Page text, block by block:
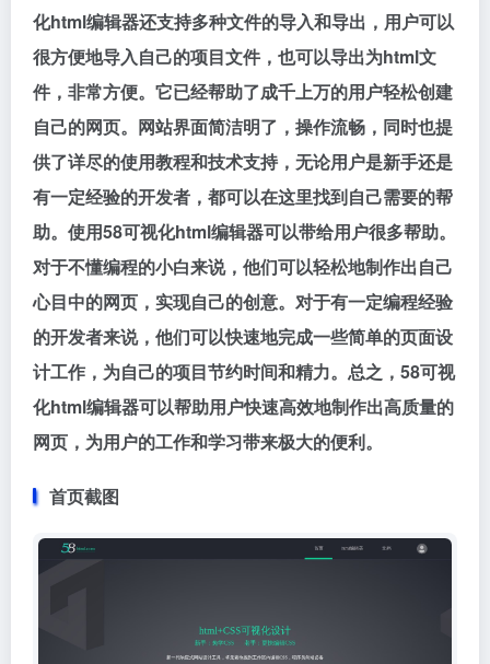
化html编辑器还支持多种文件的导入和导出，用户可以
很方便地导入自己的项目文件，也可以导出为html文
件，非常方便。它已经帮助了成千上万的用户轻松创建
自己的网页。网站界面简洁明了，操作流畅，同时也提
供了详尽的使用教程和技术支持，无论用户是新手还是
有一定经验的开发者，都可以在这里找到自己需要的帮
助。使用58可视化html编辑器可以带给用户很多帮助。
对于不懂编程的小白来说，他们可以轻松地制作出自己
心目中的网页，实现自己的创意。对于有一定编程经验
的开发者来说，他们可以快速地完成一些简单的页面设
计工作，为自己的项目节约时间和精力。总之，58可视
化html编辑器可以帮助用户快速高效地制作出高质量的
网页，为用户的工作和学习带来极大的便利。
首页截图